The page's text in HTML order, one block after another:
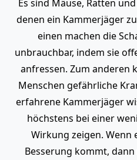
Es sind Mäuse, Ratten
denen ein Kammerjäger
einen machen die
unbrauchbar, indem sie
anfressen. Zum anderen
Menschen gefährliche
erfahrene Kammerjäger
höchstens bei einer
Wirkung zeigen. Wenn
Besserung kommt,